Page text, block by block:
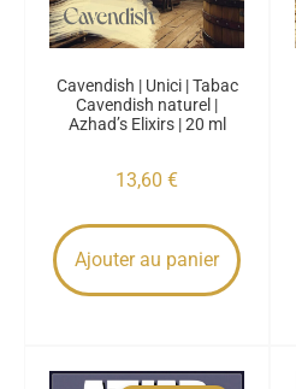
Cavendish | Unici | Tabac
Cavendish naturel |
Azhad’s Elixirs | 20 ml
13,60 €
Ajouter au panier